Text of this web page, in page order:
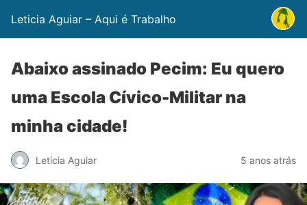
Leticia Aguiar – Aqui é Trabalho
Abaixo assinado Pecim: Eu quero
uma Escola Cívico-Militar na
minha cidade!
Leticia Aguiar 5 anos atrás